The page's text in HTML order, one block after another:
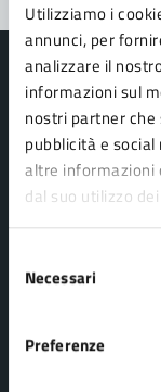
Utilizziamo i
annunci, per
analizzare il
informazioni sul
nostri partner che
pubblicità e
altre informazioni
dal suo utilizzo
delNecessari
Preferenze
Comune
AMMINISTRAZIONE